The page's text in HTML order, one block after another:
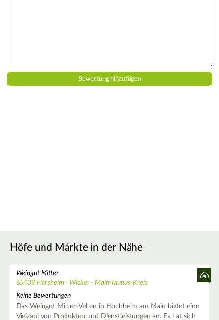
Höfe und Märkte in der Nähe
Weingut Mitter
65439 Flörsheim - Wicker - Main-Taunus-Kreis
Keine Bewertungen
Das Weingut Mitter-Velten in Hochheim am Main bietet eine
Vielzahl von Produkten und Dienstleistungen an. Es hat sich